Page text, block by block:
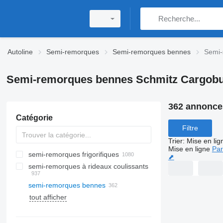
Autoline Semi-remorques Semi-remorques bennes
Semi-remorques bennes Schmitz
Catégorie
semi-remorques frigorifiques
semi-remorques à rideaux coulissants
semi-remorques bennes
tout afficher
362
Filtre
Trier: Mise en
Mise en ligne
⬈